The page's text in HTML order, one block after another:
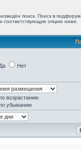
поиск. Поиск в
соответствующую опцию ниже.
Да Нет
возрастанию
убыванию